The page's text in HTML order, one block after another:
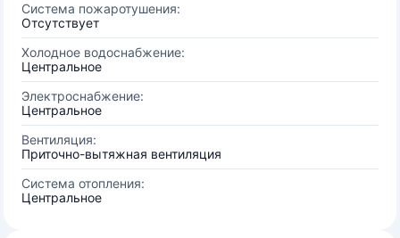
Система пожаротушения:
Отсутствует
Холодное водоснабжение:
Центральное
Электроснабжение:
Центральное
Вентиляция:
Приточно-вытяжная вентиляция
Система отопления:
Центральное